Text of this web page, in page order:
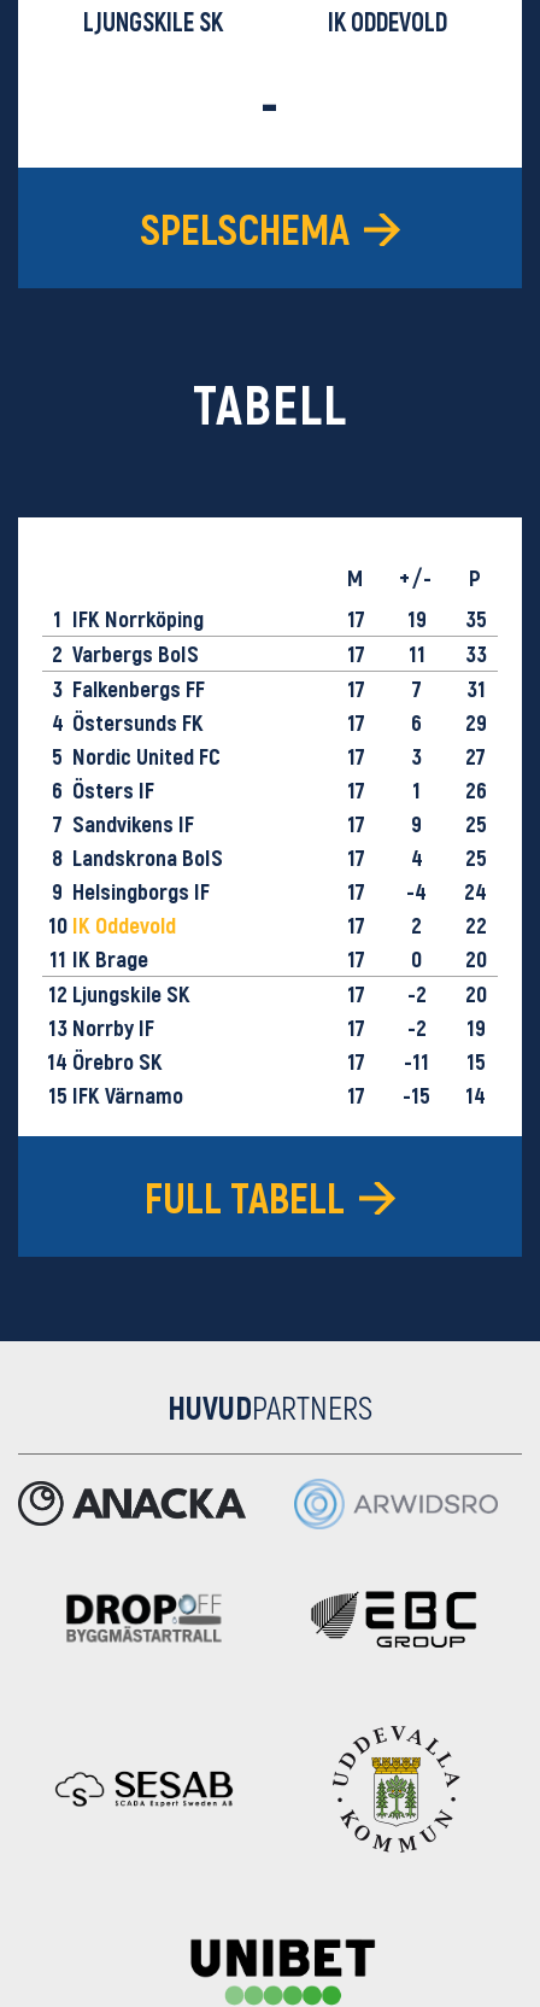
LJUNGSKILE SK IK ODDEVOLD
-
SPELSCHEMA
TABELL
M +/-
P
1 IFK Norrköping 17 19
35
2 Varbergs BoIS 17 11
33
3 Falkenbergs FF 17 7
31
4 Östersunds FK 17 6
29
5 Nordic United FC 17 3
27
6 Östers IF 17 1
26
7 Sandvikens IF 17 9
25
8 Landskrona BoIS 17 4
25
9 Helsingborgs IF 17 -4
24
10 IK Oddevold 17 2
22
11 IK Brage 17 0
20
12 Ljungskile SK 17 -2
20
13 Norrby IF 17 -2
19
14 Örebro SK 17 -11
15
15 IFK Värnamo 17 -15
14
FULL TABELL
HUVUDPARTNERS